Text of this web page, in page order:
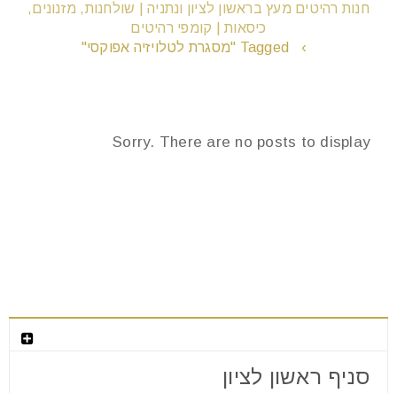
חנות רהיטים מעץ בראשון לציון ונתניה | שולחנות, מזנונים,
כיסאות | קומפי רהיטים
›
Tagged "מסגרת לטלויזיה אפוקסי"
Sorry. There are no posts to display
סניף ראשון לציון
הקטנת גופן
spellcheck גופן קריא